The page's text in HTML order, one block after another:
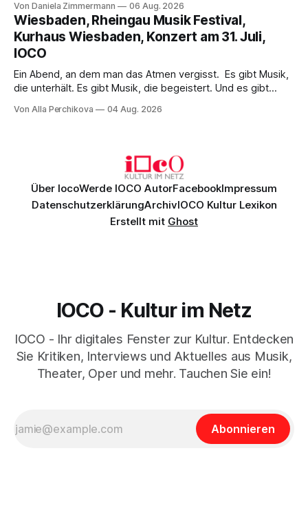
psychologische Tiefe mit starken Bildern, getragen von
einem spielfreudigen Ensemble und einer musikalisch
überzeugenden Gesamtleistung.
Von Daniela Zimmermann 06 Aug. 2026
Wiesbaden, Rheingau Musik Festival,
Kurhaus Wiesbaden, Konzert am 31. Juli,
IOCO
Ein Abend, an dem man das Atmen vergisst. Es gibt Musik,
die unterhält. Es gibt Musik, die begeistert. Und es gibt
Genau so war der Abend im Kurhaus Wiesbaden, an dem
Von Alla Perchikova 04 Aug. 2026
Über IocoWerde IOCO AutorFacebookImpressum
DatenschutzerklärungArchivIOCO Kultur Lexikon
Erstellt mit Ghost
IOCO - Kultur im Netz
IOCO - Ihr digitales Fenster zur Kultur. Entdecken
Sie Kritiken, Interviews und Aktuelles aus Musik,
Theater, Oper und mehr. Tauchen Sie ein!
Abonnieren